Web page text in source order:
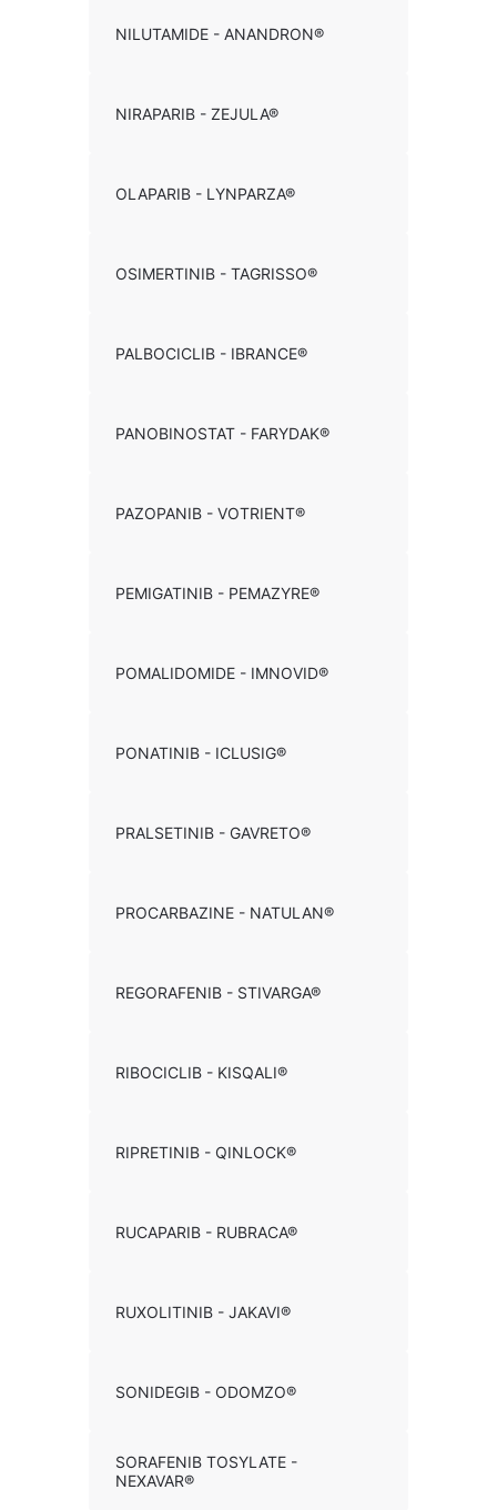
NILUTAMIDE - ANANDRON®
NIRAPARIB - ZEJULA®
OLAPARIB - LYNPARZA®
OSIMERTINIB - TAGRISSO®
PALBOCICLIB - IBRANCE®
PANOBINOSTAT - FARYDAK®
PAZOPANIB - VOTRIENT®
PEMIGATINIB - PEMAZYRE®
POMALIDOMIDE - IMNOVID®
PONATINIB - ICLUSIG®
PRALSETINIB - GAVRETO®
PROCARBAZINE - NATULAN®
REGORAFENIB - STIVARGA®
RIBOCICLIB - KISQALI®
RIPRETINIB - QINLOCK®
RUCAPARIB - RUBRACA®
RUXOLITINIB - JAKAVI®
SONIDEGIB - ODOMZO®
SORAFENIB TOSYLATE -
NEXAVAR®